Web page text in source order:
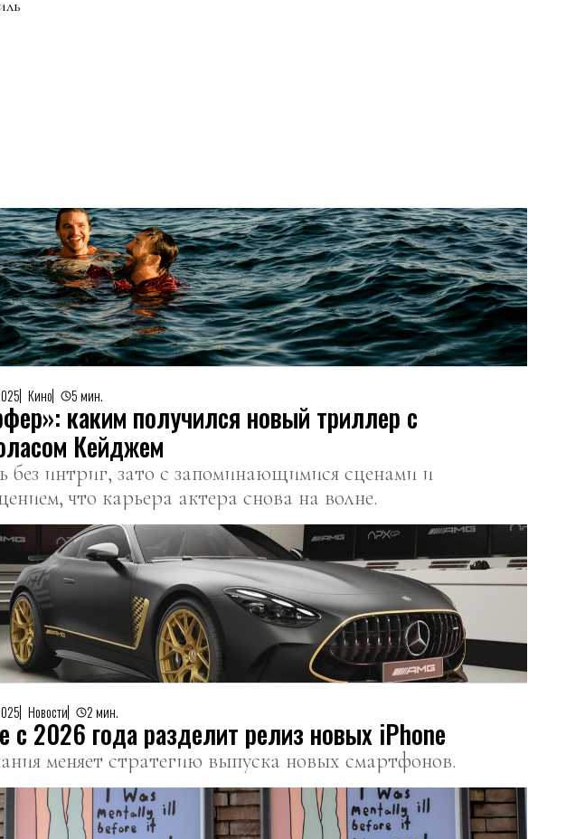
Кино 5 мин.
каким получился новый триллер с
Кейджем
без интриг, зато с запоминающимися сценами и
что карьера актера снова на волне.
Новости 2 мин.
с 2026 года разделит релиз новых iPhone
меняет стратегию выпуска новых смартфонов.